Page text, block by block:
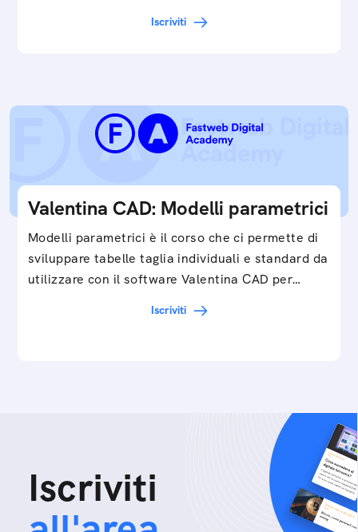
Iscriviti
Valentina CAD: Modelli parametrici
Modelli parametrici è il corso che ci permette di
sviluppare tabelle taglia individuali e standard da
utilizzare con il software Valentina CAD per…
Iscriviti
Iscriviti